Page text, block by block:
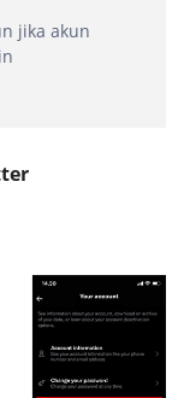
jika akun